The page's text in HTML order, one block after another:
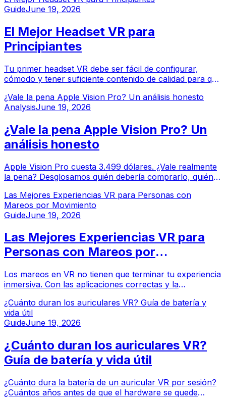
según el tipo de destinatario.
GuideJune 19, 2026
El Mejor Headset VR para
Principiantes
Tu primer headset VR debe ser fácil de configurar,
cómodo y tener suficiente contenido de calidad para que
más clara para usuarios por primera vez.
¿Vale la pena Apple Vision Pro? Un análisis honesto
AnalysisJune 19, 2026
¿Vale la pena Apple Vision Pro? Un
análisis honesto
Apple Vision Pro cuesta 3.499 dólares. ¿Vale realmente
la pena? Desglosamos quién debería comprarlo, quién
de un año en el mercado.
Las Mejores Experiencias VR para Personas con
Mareos por Movimiento
GuideJune 19, 2026
Las Mejores Experiencias VR para
Personas con Mareos por
Los mareos en VR no tienen que terminar tu experiencia
inmersiva. Con las aplicaciones correctas y la
pueden encontrar un punto de entrada cómodo. Aquí te
mostramos cómo.
¿Cuánto duran los auriculares VR? Guía de batería y
vida útil
GuideJune 19, 2026
¿Cuánto duran los auriculares VR?
Guía de batería y vida útil
¿Cuánto dura la batería de un auricular VR por sesión?
¿Cuántos años antes de que el hardware se quede